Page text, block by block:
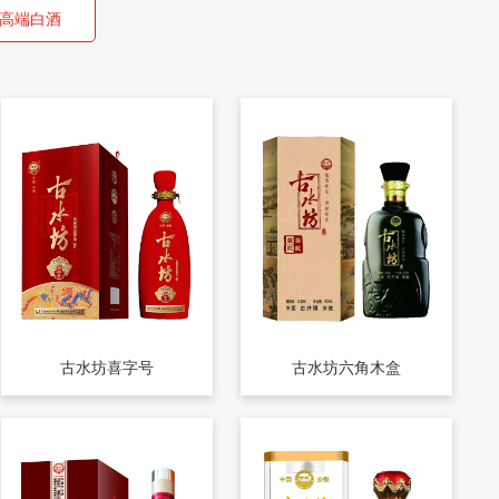
端白酒
古水坊喜字号 古水坊六角木盒